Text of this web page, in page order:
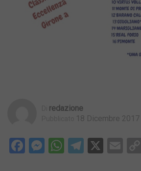
Redazione
18 Dicembre 2017
Facebook
Messenger
WhatsApp
Telegram
X